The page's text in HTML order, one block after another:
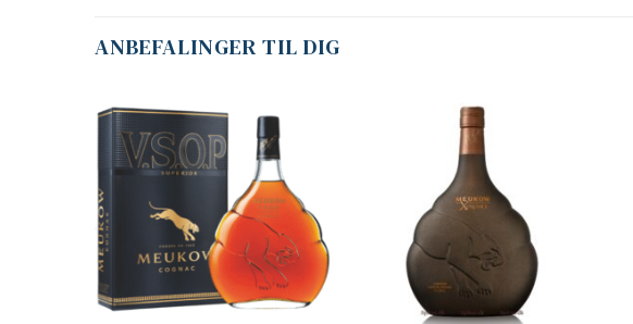
ANBEFALINGER TIL DIG